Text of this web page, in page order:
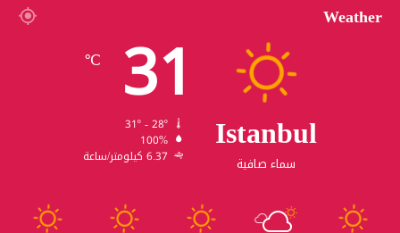
Weather
Istanbul
سماء صافية
31
℃
100%
6.37 كيلومتر/ساعة